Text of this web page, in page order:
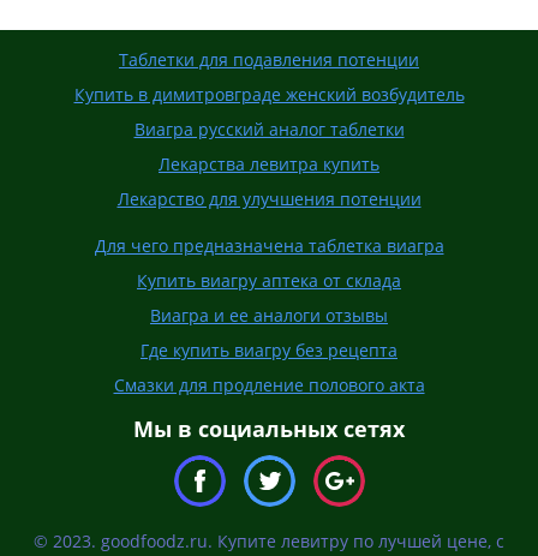
Таблетки для подавления потенции
Купить в димитровграде женский возбудитель
Виагра русский аналог таблетки
Лекарства левитра купить
Лекарство для улучшения потенции
Для чего предназначена таблетка виагра
Купить виагру аптека от склада
Виагра и ее аналоги отзывы
Где купить виагру без рецепта
Смазки для продление полового акта
Мы в социальных сетях
© 2023. goodfoodz.ru. Купите левитру по лучшей цене, с